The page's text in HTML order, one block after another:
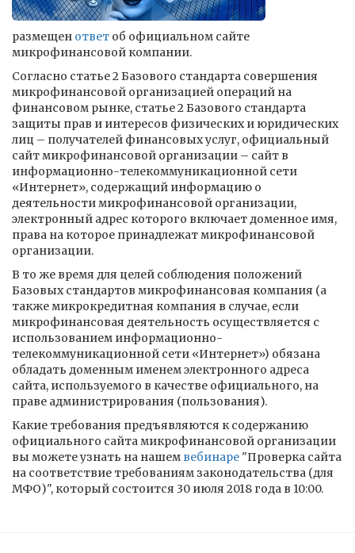
размещен ответ об официальном сайте
микрофинансовой компании.
Согласно статье 2 Базового стандарта совершения
микрофинансовой организацией операций на
финансовом рынке, статье 2 Базового стандарта
защиты прав и интересов физических и юридических
лиц – получателей финансовых услуг, официальный
сайт микрофинансовой организации – сайт в
информационно-телекоммуникационной сети
«Интернет», содержащий информацию о
деятельности микрофинансовой организации,
электронный адрес которого включает доменное имя,
права на которое принадлежат микрофинансовой
организации.
В то же время для целей соблюдения положений
Базовых стандартов микрофинансовая компания (а
также микрокредитная компания в случае, если
микрофинансовая деятельность осуществляется с
использованием информационно-
телекоммуникационной сети «Интернет») обязана
обладать доменным именем электронного адреса
сайта, используемого в качестве официального, на
праве администрирования (пользования).
Какие требования предъявляются к содержанию
официального сайта микрофинансовой организации
вы можете узнать на нашем вебинаре "Проверка сайта
на соответствие требованиям законодательства (для
МФО)", который состоится 30 июля 2018 года в 10:00.